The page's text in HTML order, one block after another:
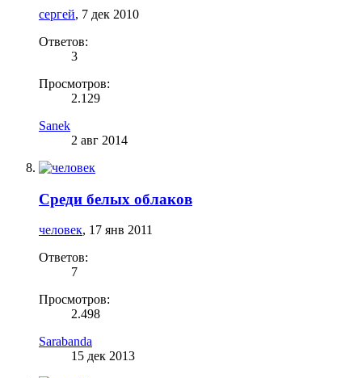
сергей, 7 дек 2010
Ответов:
3
Просмотров:
2.129
Sanek
2 авг 2014
Среди белых облаков
человек, 17 янв 2011
Ответов:
7
Просмотров:
2.498
Sarabanda
15 дек 2013